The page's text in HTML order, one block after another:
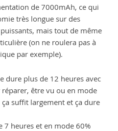
de 7000mAh, ce qui
très longue sur des
mais tout de même
(on ne roulera pas à
par exemple).
dure plus de 12 heures avec
être vu ou en mode
suffit largement et ça dure
7 heures et en mode 60%